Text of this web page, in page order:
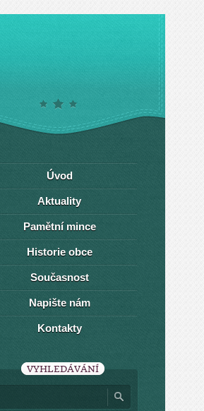
Úvod
Aktuality
Pamětní mince
Historie obce
Současnost
Napište nám
Kontakty
VYHLEDÁVÁNÍ